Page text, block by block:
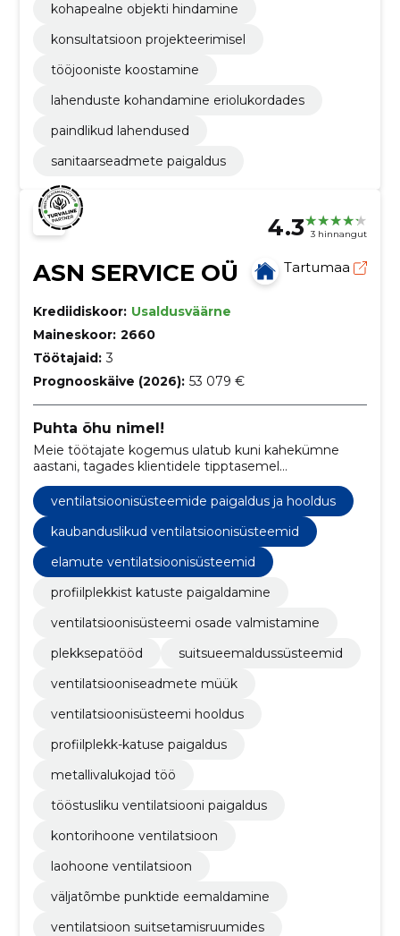
kohapealne objekti hindamine
konsultatsioon projekteerimisel
tööjooniste koostamine
lahenduste kohandamine eriolukordades
paindlikud lahendused
sanitaarseadmete paigaldus
4.3 3 hinnangut
ASN SERVICE OÜ Tartumaa
Krediidiskoor: Usaldusväärne
Maineskoor: 2660
Töötajaid: 3
Prognooskäive (2026): 53 079 €
Puhta õhu nimel!
Meie töötajate kogemus ulatub kuni kahekümne
aastani, tagades klientidele tipptasemel
ventilatsioonisüsteemide paigaldus ja hooldus
kaubanduslikud ventilatsioonisüsteemid
elamute ventilatsioonisüsteemid
profiilplekkist katuste paigaldamine
ventilatsioonisüsteemi osade valmistamine
plekksepatööd
suitsueemaldussüsteemid
ventilatsiooniseadmete müük
ventilatsioonisüsteemi hooldus
profiilplekk-katuse paigaldus
metallivalukojad töö
tööstusliku ventilatsiooni paigaldus
kontorihoone ventilatsioon
laohoone ventilatsioon
väljatõmbe punktide eemaldamine
ventilatsioon suitsetamisruumides